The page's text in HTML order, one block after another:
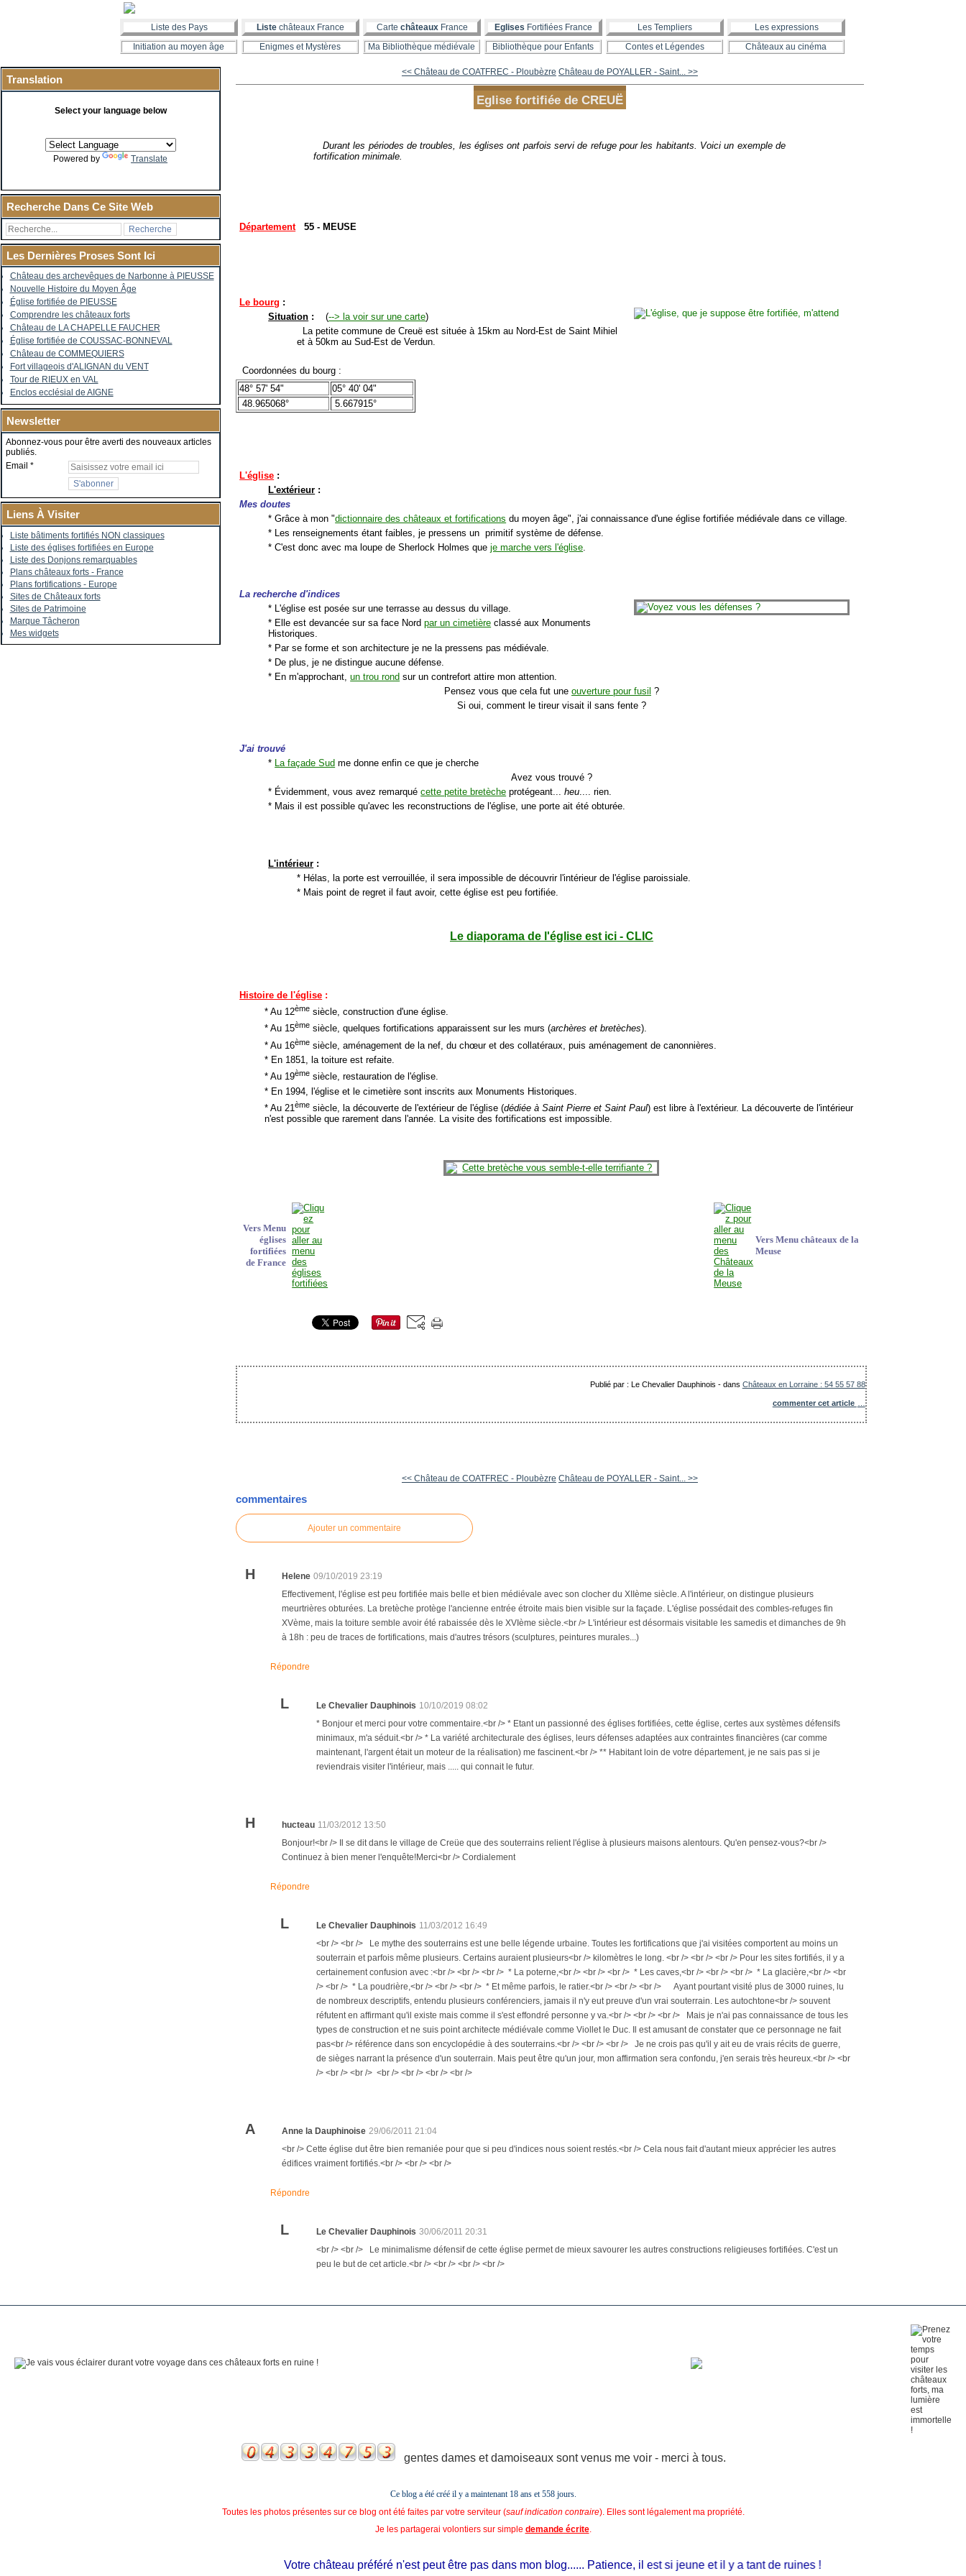
Liste des Pays Liste châteaux France Carte châteauxFrance Eglises Fortifiées France Les Templiers
Les expressions
Initiation au moyen âge
Enigmes et Mystères Ma Bibliothèque médiévale Bibliothèque pour Enfants Contes et Légendes Châteaux au cinéma
Translation
Select your language below
Powered by Translate
Recherche Dans Ce Site Web
Les Dernières Proses Sont Ici
Château des archevêques de Narbonne à PIEUSSE
Nouvelle Histoire du Moyen Âge
Église fortifiée de PIEUSSE
Comprendre les châteaux forts
Château de LA CHAPELLE FAUCHER
Église fortifiée de COUSSAC-BONNEVAL
Château de COMMEQUIERS
Fort villageois d'ALIGNAN du VENT
Tour de RIEUX en VAL
Enclos ecclésial de AIGNE
Newsletter
Abonnez-vous pour être averti des nouveaux articles
publiés.
Email
Liens À Visiter
Liste bâtiments fortifiés NON classiques
Liste des églises fortifiées en Europe
Liste des Donjons remarquables
Plans châteaux forts - France
Plans fortifications - Europe
Sites de Châteaux forts
Sites de Patrimoine
Marque Tâcheron
Mes widgets
<< Château de COATFREC - Ploubèzre Château de POYALLER - Saint... >>
Eglise fortifiée de CREUË
Durant les périodes de troubles, les églises ont parfois servi de refuge pour les habitants. Voici un exemple de
fortification minimale.
Département55 - MEUSE
Le bourg :
Situation : (--> la voir sur une carte)
La petite commune de Creuë est située à 15km au Nord-Est de Saint Mihiel
et à 50km au Sud-Est de Verdun.
Coordonnées du bourg :
48° 57' 54"
05° 40' 04"
48.965068°
5.667915°
L'église :
L'extérieur :
Mes doutes
* Grâce à mon "dictionnaire des châteaux et fortifications du moyen âge", j'ai connaissance d'une église fortifiée médiévale dans ce village.
* Les renseignements étant faibles, je pressens un primitif système de défense.
* C'est donc avec ma loupe de Sherlock Holmes queje marche vers l'église
La recherche d'indices
* L'église est posée sur une terrasse au dessus du village.
* Elle est devancée sur sa face Nordpar un cimetière classé aux Monuments
Historiques.
* Par se forme et son architecture je ne la pressens pas médiévale.
* De plus, je ne distingue aucune défense.
* En m'approchant,un trou rond sur un contrefort attire mon attention.
Pensez vous que cela fut une ouverture pour fusil ?
Si oui, comment le tireur visait il sans fente ?
J'ai trouvé
*
La façade Sud me donne enfin ce que je cherche
Avez vous trouvé ?
* Évidemment, vous avez remarquécette petite bretèche protégeant...heu .... rien.
* Mais il est possible qu'avec les reconstructions de l'église, une porte ait été obturée.
L'intérieur :
* Hélas, la porte est verrouillée, il sera impossible de découvrir l'intérieur de l'église paroissiale.
* Mais point de regret il faut avoir, cette église est peu fortifiée.
Le diaporama de l'église est ici - CLIC
Histoire de l'église :
* Au 12ème siècle, construction d'une église.
* Au 15ème siècle, quelques fortifications apparaissent sur les murs (archères et bretèches).
* Au 16ème siècle, aménagement de la nef, du chœur et des collatéraux, puis aménagement de canonnières.
* En 1851, la toiture est refaite.
* Au 19ème siècle, restauration de l'église.
* En 1994, l'église et le cimetière sont inscrits aux Monuments Historiques.
* Au 21ème siècle, la découverte de l'extérieur de l'église (dédiée à Saint Pierre et Saint Paul) est libre à l'extérieur. La découverte de l'intérieur
n'est possible que rarement dans l'année. La visite des fortifications est impossible.
Vers Menu
églises
fortifiées
de France
Vers Menu châteaux de la
Meuse
Publié par : Le Chevalier Dauphinois -dans Châteaux en Lorraine : 54 55 57 88
commenter cet article
<< Château de COATFREC - Ploubèzre Château de POYALLER - Saint... >>
commentaires
Ajouter un commentaire
H Helene 09/10/2019 23:19
Effectivement, l'église est peu fortifiée mais belle et bien médiévale avec son clocher du XIIème siècle. A l'intérieur, on distingue plusieurs
meurtrières obturées. La bretèche protège l'ancienne entrée étroite mais bien visible sur la façade. L'église possédait des combles-refuges fin
XVème, mais la toiture semble avoir été rabaissée dès le XVIème siècle.<br /> L'intérieur est désormais visitable les samedis et dimanches de 9h
à 18h : peu de traces de fortifications, mais d'autres trésors (sculptures, peintures murales...)
Répondre
L Le Chevalier Dauphinois 10/10/2019 08:02
* Bonjour et merci pour votre commentaire.<br /> * Etant un passionné des églises fortifiées, cette église, certes aux systèmes défensifs
minimaux, m'a séduit.<br /> * La variété architecturale des églises, leurs défenses adaptées aux contraintes financières (car comme
maintenant, l'argent était un moteur de la réalisation) me fascinent.<br /> ** Habitant loin de votre département, je ne sais pas si je
reviendrais visiter l'intérieur, mais ..... qui connait le futur.
H hucteau 11/03/2012 13:50
Bonjour!<br /> Il se dit dans le village de Creüe que des souterrains relient l'église à plusieurs maisons alentours. Qu'en pensez-vous?<br />
Continuez à bien mener l'enquête!Merci<br /> Cordialement
Répondre
L Le Chevalier Dauphinois 11/03/2012 16:49
<br /> <br /> Le mythe des souterrains est une belle légende urbaine. Toutes les fortifications que j'ai visitées comportent au moins un
souterrain et parfois même plusieurs. Certains auraient plusieurs<br /> kilomètres le long. <br /> <br /> <br /> Pour les sites fortifiés, il y a
certainement confusion avec :<br /> <br /> <br /> * La poterne,<br /> <br /> <br /> * Les caves,<br /> <br /> <br /> * La glacière,<br /> <br
/> <br /> * La poudrière,<br /> <br /> <br /> * Et même parfois, le ratier.<br /> <br /> <br /> Ayant pourtant visité plus de 3000 ruines, lu
de nombreux descriptifs, entendu plusieurs conférenciers, jamais il n'y eut preuve d'un vrai souterrain. Les autochtone<br /> souvent
réfutent en affirmant qu'il existe mais comme il s'est effondré personne y va.<br /> <br /> <br /> Mais je n'ai pas connaissance de tous les
types de construction et ne suis point architecte médiévale comme Viollet le Duc. Il est amusant de constater que ce personnage ne fait
pas<br /> référence dans son encyclopédie à des souterrains.<br /> <br /> <br /> Je ne crois pas qu'il y ait eu de vrais récits de guerre,
de sièges narrant la présence d'un souterrain. Mais peut être qu'un jour, mon affirmation sera confondu, j'en serais très heureux.<br /> <br
/> <br /> <br /> <br /> <br /> <br /> <br />
A Anne la Dauphinoise 29/06/2011 21:04
<br /> Cette église dut être bien remaniée pour que si peu d'indices nous soient restés.<br /> Cela nous fait d'autant mieux apprécier les autres
édifices vraiment fortifiés.<br /> <br /> <br />
Répondre
L Le Chevalier Dauphinois 30/06/2011 20:31
<br /> <br /> Le minimalisme défensif de cette église permet de mieux savourer les autres constructions religieuses fortifiées. C'est un
peu le but de cet article.<br /> <br /> <br /> <br />
gentes dames et damoiseaux sont venus me voir - merci à tous.
Ce blog a été créé il y a maintenant 18 ans et558 jours.
Toutes les photos présentes sur ce blog ont été faites par votre serviteur (sauf indication contraire). Elles sont légalement ma propriété.
Je les partagerai volontiers sur simple demande écrite.
Votre château préféré n'est peut être pas dans mon blog...... Patience, il est si jeune et il y a tant de ruines !